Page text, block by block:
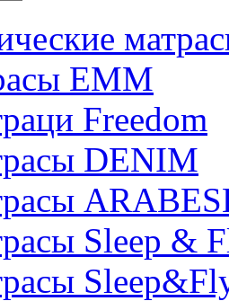
ЕММ
Freedom
DENIM
Sleep &